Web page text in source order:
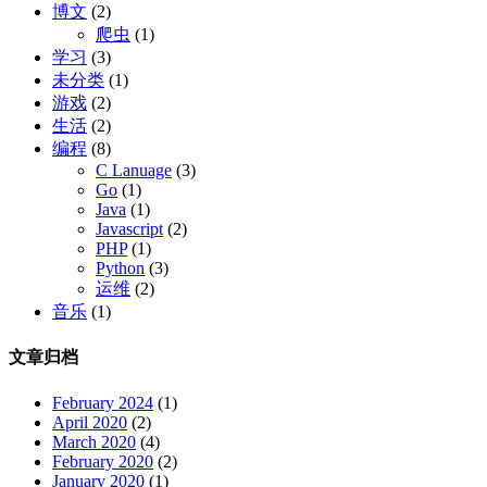
博文 (2)
爬虫 (1)
学习 (3)
未分类 (1)
游戏 (2)
生活 (2)
编程 (8)
C Lanuage (3)
Go (1)
Java (1)
Javascript (2)
PHP(1)
Python (3)
运维 (2)
音乐 (1)
文章归档
February 2024 (1)
April 2020 (2)
March 2020 (4)
February 2020 (2)
January 2020 (1)